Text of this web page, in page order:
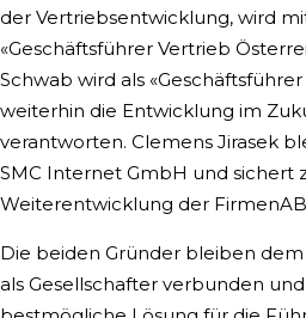
der Vertriebsentwicklung, wird
«Geschäftsführer Vertrieb
Schwab wird als
weiterhin die Entwicklung im
verantworten. Clemens Jirasek
SMC Internet GmbH und sichert
Weiterentwicklung der
Die beiden Gründer bleiben
als Gesellschafter verbunden